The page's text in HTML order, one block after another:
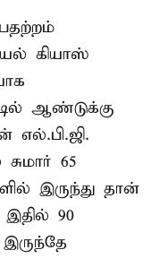
கியாஸ்
ஆண்டுக்கு
எல்.பி.ஜி.
65
இருந்து தான்
இதில் 90